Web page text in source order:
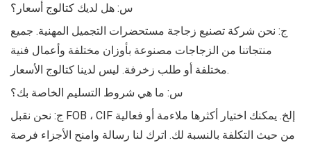
س: هل لديك كتالوج أسعار؟
ج: نحن شركة تصنيع زجاجة مستحضرات التجميل المهنية. جميع
منتجاتنا من الزجاجات مصنوعة بأوزان مختلفة وأعمال فنية
مختلفة أو طلب زخرفة. ليس لدينا كتالوج الأسعار.
س: ما هي شروط التسليم الخاصة بك؟
ج: نحن نقبل FOB ، CIF إلخ. يمكنك اختيار أكثرها ملاءمة أو فعالية
من حيث التكلفة بالنسبة لك. اترك لنا رسالة وامنح الأجزاء فرصة